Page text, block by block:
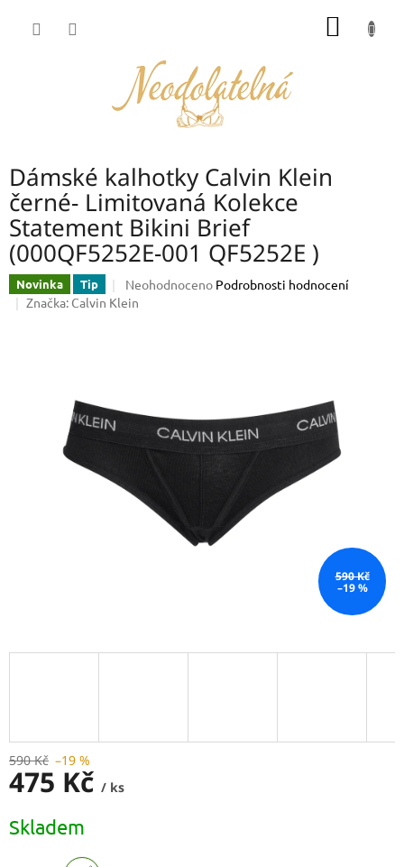
Dámské kalhotky Calvin Klein
černé- Limitovaná Kolekce
Statement Bikini Brief
(000QF5252E-001 QF5252E )
Novinka Tip
Průměrné
hodnocení
Neohodnoceno Podrobnosti hodnocení
Značka: Calvin Klein
590 Kč
–19 %
590 Kč –19 %
475 Kč / ks
cena:
Skladem